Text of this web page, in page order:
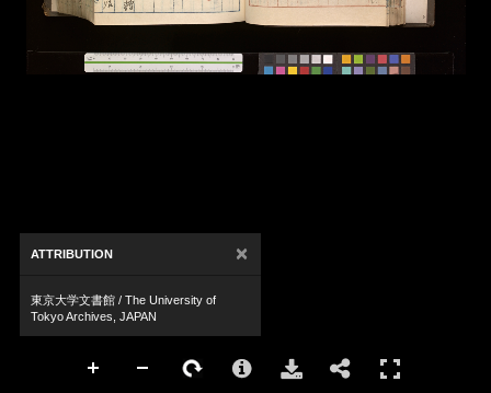
ATTRIBUTION ×
東京大学文書館 / The University of
Tokyo Archives, JAPAN